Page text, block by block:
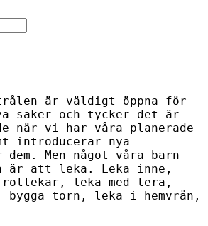
är väldigt öppna för
saker och tycker det är
när vi har våra planerade
introducerar nya
Men något våra barn
är att leka. Leka inne,
leka med lera,
bygga torn, leka i hemvrån,